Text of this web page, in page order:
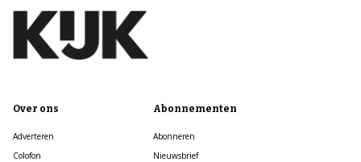
Over ons
Adverteren
Colofon
Abonnementen
Abonneren
Nieuwsbrief